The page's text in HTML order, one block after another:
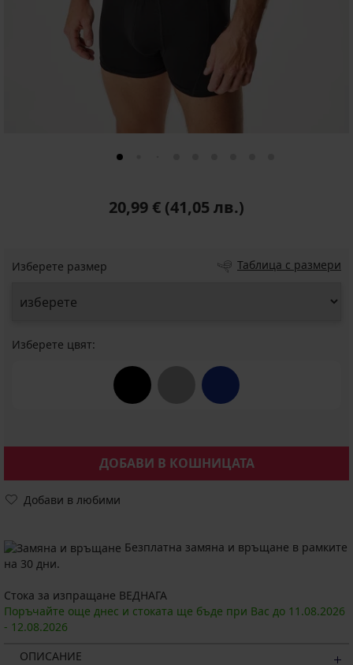
20,99 € (41,05 лв.)
Изберете размер Таблица с размери
Изберете цвят:
ДОБАВИ В КОШНИЦАТА
Добави в любими
Безплатна замяна и връщане в рамките
на 30 дни.
Стока за изпращане ВЕДНАГА
Поръчайте още днес и стоката ще бъде при Вас до 11.08.2026
- 12.08.2026
ОПИСАНИЕ